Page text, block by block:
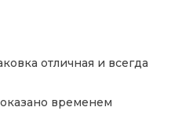
отличная и всегда
временем